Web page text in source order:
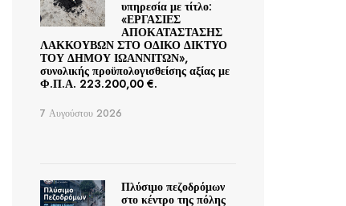
υπηρεσία με τίτλο:
«ΕΡΓΑΣΙΕΣ
ΑΠΟΚΑΤΑΣΤΑΣΗΣ
ΛΑΚΚΟΥΒΩΝ ΣΤΟ ΟΔΙΚΟ ΔΙΚΤΥΟ
ΤΟΥ ΔΗΜΟΥ ΙΩΑΝΝΙΤΩΝ»,
συνολικής προϋπολογισθείσης αξίας με
Φ.Π.Α. 223.200,00 €.
7 Αυγούστου 2026
Πλύσιμο πεζοδρόμων
στο κέντρο της πόλης